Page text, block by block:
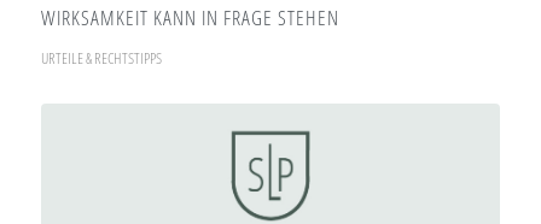
WIRKSAMKEIT KANN IN FRAGE STEHEN
URTEILE & RECHTSTIPPS